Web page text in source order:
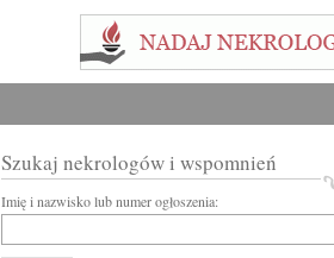
Szukaj nekrologów i wspomnień
Imię i nazwisko lub numer ogłoszenia: